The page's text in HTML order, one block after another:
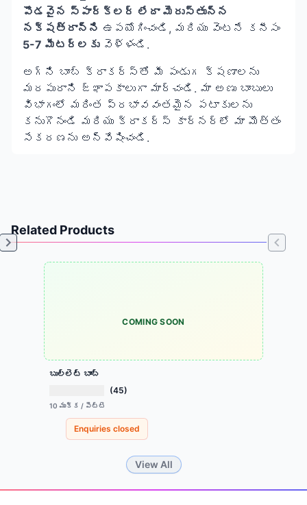
పొడవైన స్పార్క్లర్ లేదా మెరుస్తున్న
నక్షత్రాన్ని ఉపయోగించండి, మరియు వెంటనే కనీసం
5-7 మీటర్లకువెళ్ళండి.
అగ్ని బాంబ్ క్రాకర్స్‌తో మీ పండుగ క్షణాలను
మరపురాని జ్ఞాపకాలుగా మార్చండి. మా అణు బాంబులు
విభాగంలో మరింత ప్రభావవంతమైన పటాకులను
కనుగొనండి మరియు క్రాకర్స్ కార్నర్ లో మా మొత్తం
సేకరణను అన్వేషించండి.
Related Products
COMING SOON
బుల్లెట్ బాంబ్
(45)
10 ముక్క / పెట్టె
Enquiries closed
View All
of